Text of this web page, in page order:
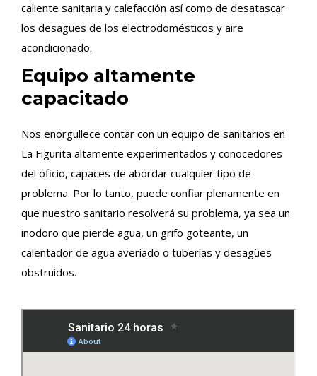
caliente sanitaria y calefacción así como de desatascar
los desagües de los electrodomésticos y aire
acondicionado.
Equipo altamente
capacitado
Nos enorgullece contar con un equipo de sanitarios en
La Figurita altamente experimentados y conocedores
del oficio, capaces de abordar cualquier tipo de
problema. Por lo tanto, puede confiar plenamente en
que nuestro sanitario resolverá su problema, ya sea un
inodoro que pierde agua, un grifo goteante, un
calentador de agua averiado o tuberías y desagües
obstruidos.